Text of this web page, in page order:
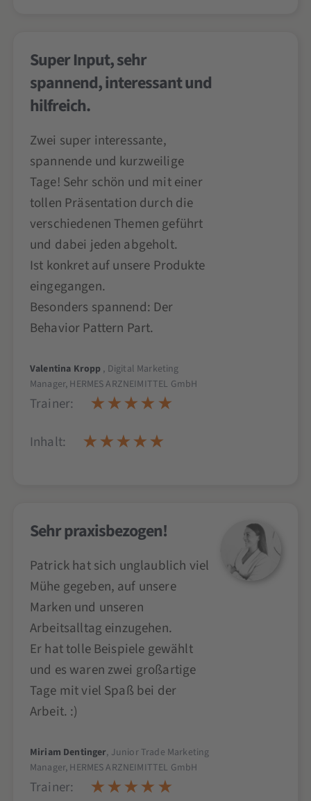
Super Input, sehr
spannend, interessant und
hilfreich.
Zwei super interessante,
spannende und kurzweilige
Tage! Sehr schön und mit einer
tollen Präsentation durch die
verschiedenen Themen geführt
und dabei jeden abgeholt.
Ist konkret auf unsere Produkte
eingegangen.
Besonders spannend: Der
Behavior Pattern Part.
Valentina Kropp , Digital Marketing
Manager, HERMES ARZNEIMITTEL GmbH
Trainer:
Inhalt:
Sehr praxisbezogen!
Patrick hat sich unglaublich viel
Mühe gegeben, auf unsere
Marken und unseren
Arbeitsalltag einzugehen.
Er hat tolle Beispiele gewählt
und es waren zwei großartige
Tage mit viel Spaß bei der
Arbeit. :)
Miriam Dentinger, Junior Trade Marketing
Manager, HERMES ARZNEIMITTEL GmbH
Trainer: